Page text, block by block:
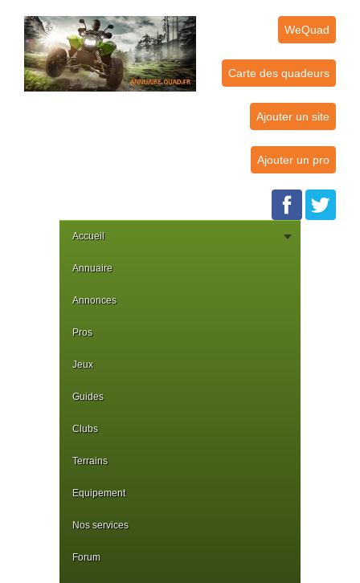
WeQuad
Carte des quadeurs
Ajouter un site
Ajouter un pro
Accueil
Annuaire
Annonces
Pros
Jeux
Guides
Clubs
Terrains
Equipement
Nos services
Forum